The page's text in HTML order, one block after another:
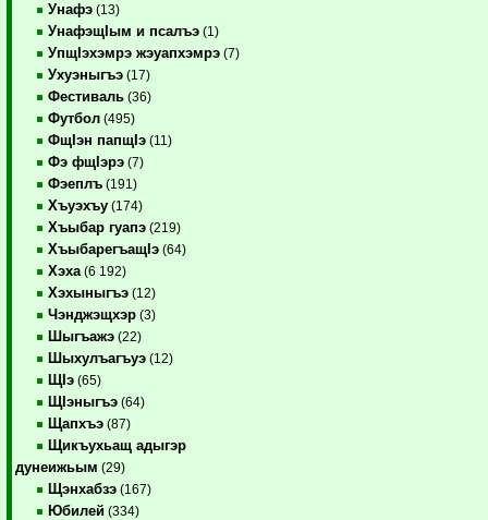
Унафэ (13)
УнафэщIым и псалъэ (1)
УпщIэхэмрэ жэуапхэмрэ (7)
Ухуэныгъэ (17)
Фестиваль (36)
Футбол (495)
ФщIэн папщIэ (11)
Фэ фщIэрэ (7)
Фэеплъ (191)
Хъуэхъу (174)
Хъыбар гуапэ (219)
ХъыбарегъащIэ (64)
Хэха (6 192)
Хэхыныгъэ (12)
Чэнджэщхэр (3)
Шыгъажэ (22)
Шыхулъагъуэ (12)
ЩIэ (65)
ЩIэныгъэ (64)
Щапхъэ (87)
Щикъухьащ адыгэр
дунеижьым (29)
Щэнхабзэ (167)
Юбилей (334)